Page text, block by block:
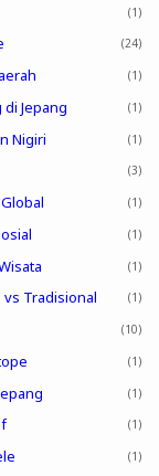
1
24
1
Jepang 1
Nigiri 1
3
1
1
1
Tradisional 1
10
1
1
1
1